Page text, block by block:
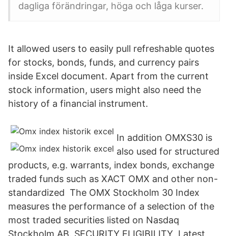
dagliga förändringar, höga och låga kurser.
It allowed users to easily pull refreshable quotes
for stocks, bonds, funds, and currency pairs
inside Excel document. Apart from the current
stock information, users might also need the
history of a financial instrument.
In addition OMXS30 is
also used for structured
products, e.g. warrants, index bonds, exchange
traded funds such as XACT OMX and other non-
standardized The OMX Stockholm 30 Index
measures the performance of a selection of the
most traded securities listed on Nasdaq
Stockholm AB. SECURITY ELIGIBILITY Latest